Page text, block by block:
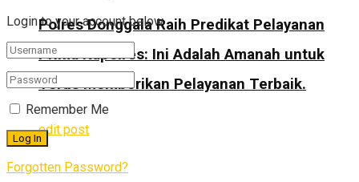
Polres Donggala Raih Predikat Pelayanan
Prima Kapolres: Ini Adalah Amanah untuk
Terus Memberikan Pelayanan Terbaik.
edit post
Login to your account below
Remember Me
Forgotten Password?